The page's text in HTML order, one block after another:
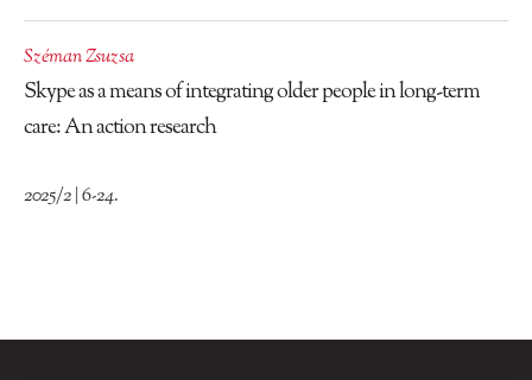
Széman Zsuzsa
Skype as a means of integrating older people in long-term
care: An action research
2025/2 | 6-24.